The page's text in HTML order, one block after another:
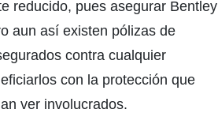
reducido, pues asegurar Bentley
aun así existen pólizas de
contra cualquier
con la protección que
ver involucrados.